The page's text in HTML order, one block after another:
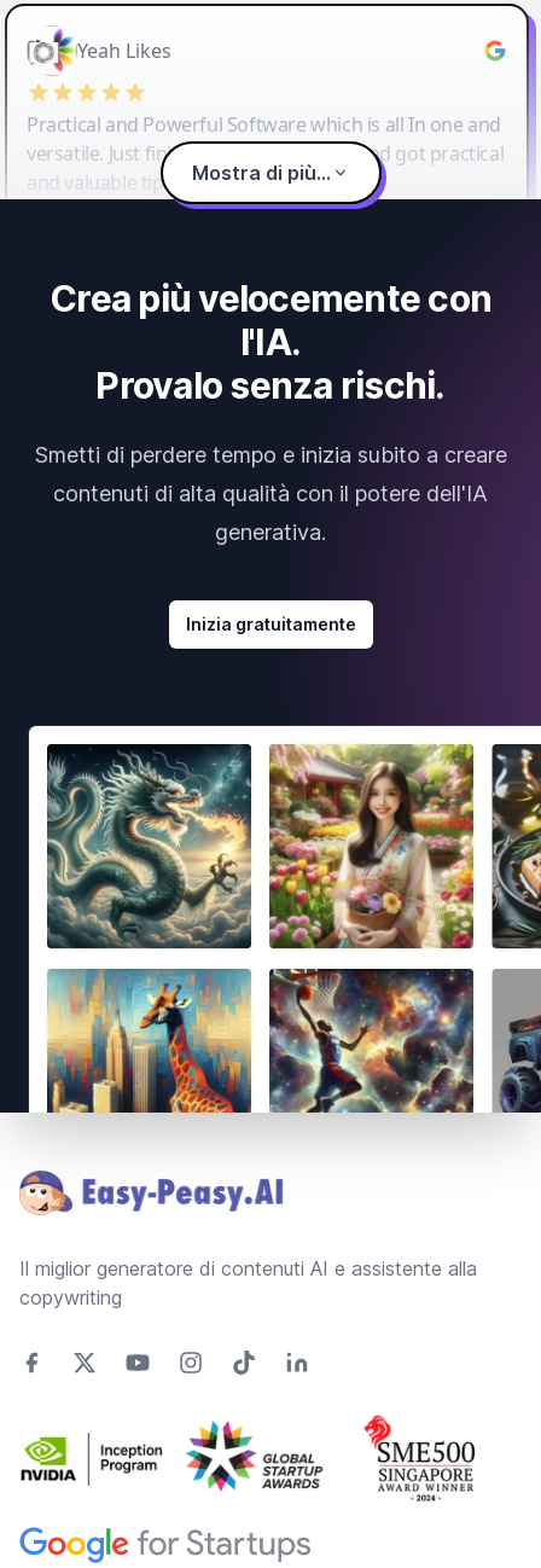
Yeah Likes
Practical and Powerful Software which is all In one and
versatile. Just finished their workshop and got practical
and valuable tips and tricks.
Mostra di più...
Crea più velocemente con
l'IA.
Provalo senza rischi.
Smetti di perdere tempo e inizia subito a creare
contenuti di alta qualità con il potere dell'IA
generativa.
Inizia gratuitamente
Il miglior generatore di contenuti AI e assistente alla
copywriting